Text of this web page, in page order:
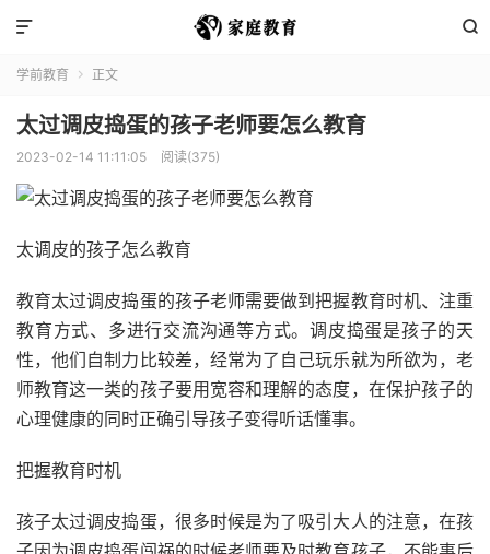


学前教育  正文
太过调皮捣蛋的孩子老师要怎么教育
2023-02-14 11:11:05 阅读(375)
太调皮的孩子怎么教育
教育太过调皮捣蛋的孩子老师需要做到把握教育时机、注重
教育方式、多进行交流沟通等方式。调皮捣蛋是孩子的天
性，他们自制力比较差，经常为了自己玩乐就为所欲为，老
师教育这一类的孩子要用宽容和理解的态度，在保护孩子的
心理健康的同时正确引导孩子变得听话懂事。
把握教育时机
孩子太过调皮捣蛋，很多时候是为了吸引大人的注意，在孩